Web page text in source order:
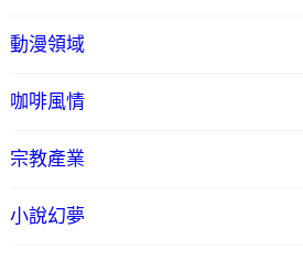
動漫領域
咖啡風情
宗教產業
小說幻夢